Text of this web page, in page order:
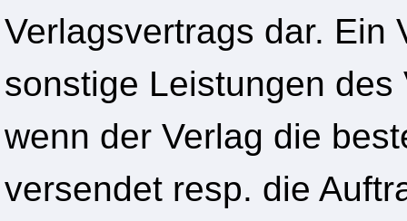
Verlagsvertrags dar. Ein
sonstige Leistungen
wenn der Verlag die
versendet resp. die